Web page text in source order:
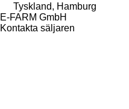
Tyskland, Hamburg
E-FARM GmbH
Kontakta säljaren